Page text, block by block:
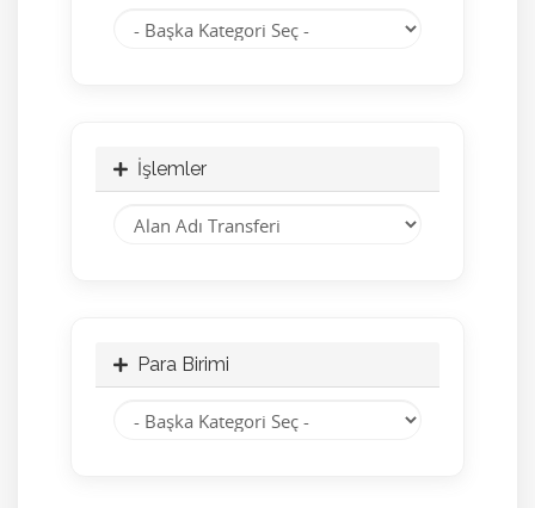
İşlemler
Para Birimi